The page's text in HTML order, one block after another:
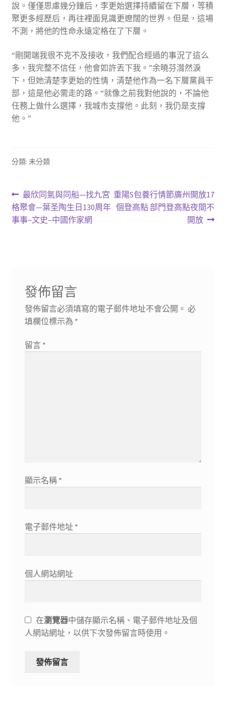
說。僅僅思慮幾分鐘后，李更始選擇持續留在下層，等積
聚更多經歷后，再往裡面見識更遼闊的世界。但是，這場
不測，將他的性命永遠定格在了下層。
“剛開端我很不克不及接收，我們配合經過的事況了這么
多，我完整不信任，他會如許丟下我。”余曉芬潸然淚
下，但她清楚李更始的性情，清楚他作為一名下層黨員干
部，這是他必需走的路。“就像之前我對他說的，不論他
任務上做什么選擇，我城市支撐他。此刻，我仍是支撐
他。”
分類: 未分類
文
章
上
一
篇
最欣同氣與同船—找九宮
格聚會—葉圣陶生日130周年
事事–文史–中國作家網
下
一
重陽S包養行情節廣州開放17
個登高點 部門登高點夜間不
開放
發佈留言
發佈留言必須填寫的電子郵件地址不會公開。 必
填欄位標示為 *
留言 *
顯示名稱 *
電子郵件地址 *
個人網站網址
在瀏覽器中儲存顯示名稱、電子郵件地址及個
人網站網址，以供下次發佈留言時使用。